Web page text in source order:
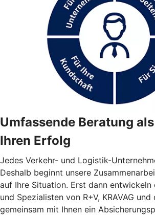
Umfassende Beratung
Ihren Erfolg
Jedes Verkehr- und Logistik-
Deshalb beginnt unsere
auf Ihre Situation. Erst dann entwickeln
und Spezialisten von R+V, KRAVAG und
gemeinsam mit Ihnen ein